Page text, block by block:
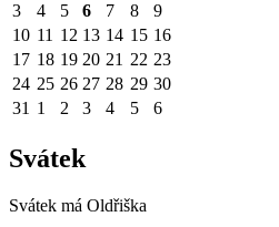
3
4 5 6 7 8
9
10 11 12 13 14 15 16
17 18 19 20 21 22 23
24 25 26 27 28 29 30
31 1 2 3 4 5 6
Svátek
Svátek má Oldřiška